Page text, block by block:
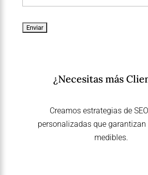
¿Necesitas más
Creamos estrategias de
personalizadas que
medibles.